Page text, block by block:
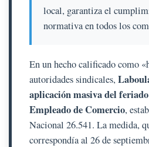
local, garantiza el
normativa en todos los
En un hecho calificado como
autoridades sindicales,
aplicación masiva del
Empleado de Comercio,
Nacional 26.541. La medida,
correspondía al 26 de